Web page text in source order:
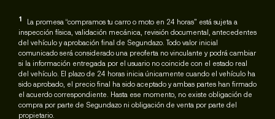
1
La promesa “compramos tu carro o moto en 24 horas” está sujeta a
inspección física, validación mecánica, revisión documental, antecedentes
del vehículo y aprobación final de Segundazo. Todo valor inicial
comunicado será considerado una preoferta no vinculante y podrá cambiar
si la información entregada por el usuario no coincide con el estado real
del vehículo. El plazo de 24 horas inicia únicamente cuando el vehículo ha
sido aprobado, el precio final ha sido aceptado y ambas partes han firmado
el acuerdo correspondiente. Hasta ese momento, no existe obligación de
compra por parte de Segundazo ni obligación de venta por parte del
propietario.